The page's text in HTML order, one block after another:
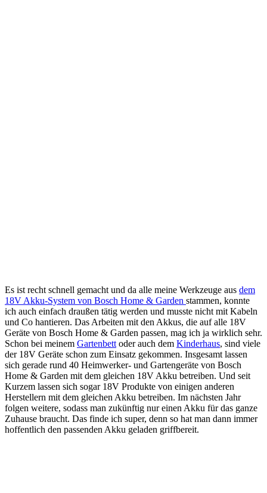
Es ist recht schnell gemacht und da alle meine Werkzeuge aus dem
18V Akku-System von Bosch Home & Garden stammen, konnte
ich auch einfach draußen tätig werden und musste nicht mit Kabeln
und Co hantieren. Das Arbeiten mit den Akkus, die auf alle 18V
Geräte von Bosch Home & Garden passen, mag ich ja wirklich sehr.
Schon bei meinem Gartenbett oder auch dem Kinderhaus, sind viele
der 18V Geräte schon zum Einsatz gekommen. Insgesamt lassen
sich gerade rund 40 Heimwerker- und Gartengeräte von Bosch
Home & Garden mit dem gleichen 18V Akku betreiben. Und seit
Kurzem lassen sich sogar 18V Produkte von einigen anderen
Herstellern mit dem gleichen Akku betreiben. Im nächsten Jahr
folgen weitere, sodass man zukünftig nur einen Akku für das ganze
Zuhause braucht. Das finde ich super, denn so hat man dann immer
hoffentlich den passenden Akku geladen griffbereit.